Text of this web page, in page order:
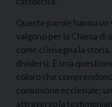
Queste parole hanno un
valgono per la Chiesa di
come ci insegna la
dividersi. È una
coloro che
comunione ecclesiale:
attraverso la